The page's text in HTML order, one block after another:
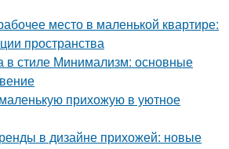
место в маленькой квартире:
пространства
в стиле Минимализм: основные
прихожую в уютное
в дизайне прихожей: новые